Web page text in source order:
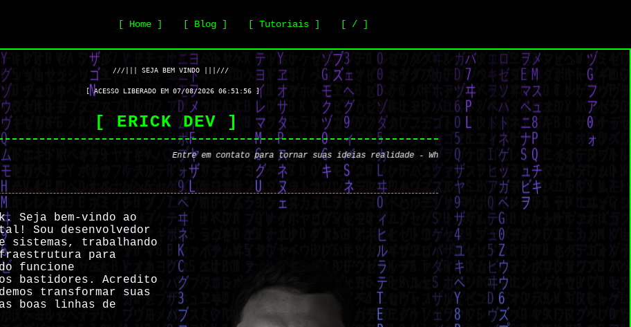
[ Home ] [ Blog ] [ Tutoriais ] [ / ]
   ///||| SEJA BEM VINDO |||///
   [ ACESSO LIBERADO EM
07/08/2026 06:51:57 ]
[ ERICK DEV ]
Entre em contato para tornar suas ideias realidade - Whatsapp: +55 98 98478-9893 - E-mail:
Seja bem-vindo ao
Sou desenvolvedor
sistemas, trabalhando
para
funcione
bastidores. Acredito
transformar suas
boas linhas de